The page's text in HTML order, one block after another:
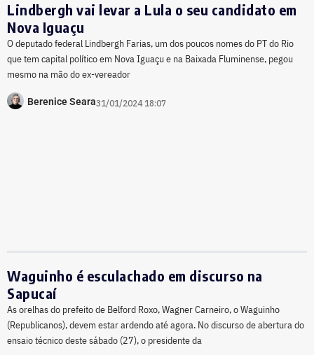
Lindbergh vai levar a Lula o seu candidato em
Nova Iguaçu
O deputado federal Lindbergh Farias, um dos poucos nomes do PT do Rio
que tem capital político em Nova Iguaçu e na Baixada Fluminense, pegou
mesmo na mão do ex-vereador
Berenice Seara31/01/2024 18:07
Waguinho é esculachado em discurso na
Sapucaí
As orelhas do prefeito de Belford Roxo, Wagner Carneiro, o Waguinho
(Republicanos), devem estar ardendo até agora. No discurso de abertura do
ensaio técnico deste sábado (27), o presidente da